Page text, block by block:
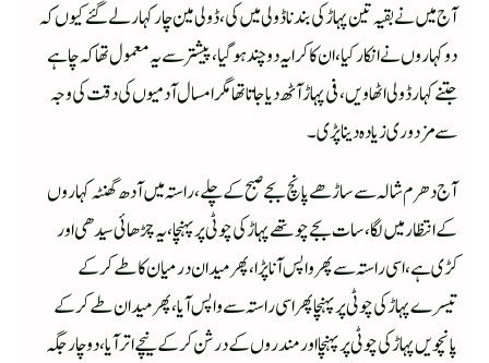
آج میں نے بقیہ تین پہاڑ کی بندنا ڈولی میں کی ،ڈولی مین چارکہار لے گئے کیوں کہ
دوکہاروں نے انکار کیا،ان کا کرایہ دوچند ہوگیا،پیشتر سے یہ معمول تھا کہ چاہے
جتنے کہار ڈولی اٹھاویں، فی پہاڑ آٹھ دیا جاتا تھا مگر امسال آدمیوں کی دقت کی وجہ
سے مزدوری زیادہ دینا پڑی۔
آج دھرم شالہ سے ساڑھے پانچ بجے صبح کے چلے،راستہ میں آدھ گھنٹہ کہاروں
کے انتظارمیں لگا ،سات بجے چوتھے پہاڑ کی چوٹی پر پہنچا،یہ چڑھائی سیدھی اور
کڑی ہے،اسی راستہ سے پھر واپس آنا پڑا،پھر میدان درمیان کا طے کرکے
تیسرے پہاڑ کی چوٹی پر پہنچا پھر اسی راستہ سے واپس آیا ،پھر میدان طے کرکے
پانچویں پہاڑ کی چوٹی پرپہنچا اور مندروں کے درشن کرکے نیچے اتر آیا ،دوچار جگہ